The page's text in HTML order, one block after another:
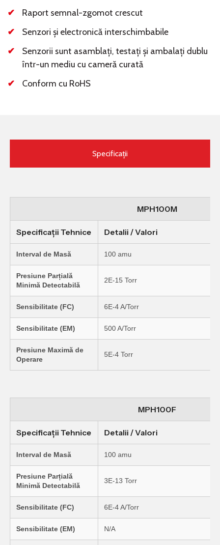
Raport semnal-zgomot crescut
Senzori și electronică interschimbabile
Senzorii sunt asamblați, testați și ambalați dublu
într-un mediu cu cameră curată
Conform cu RoHS
Specificații
MPH100M
Specificații Tehnice Detalii / Valori
Interval de Masă 100 amu
Presiune Parțială
Minimă Detectabilă
2E-15 Torr
Sensibilitate (FC) 6E-4 A/Torr
Sensibilitate (EM) 500 A/Torr
Presiune Maximă de
Operare
5E-4 Torr
MPH100F
Specificații Tehnice Detalii / Valori
Interval de Masă 100 amu
Presiune Parțială
Minimă Detectabilă
3E-13 Torr
Sensibilitate (FC) 6E-4 A/Torr
Sensibilitate (EM) N/A